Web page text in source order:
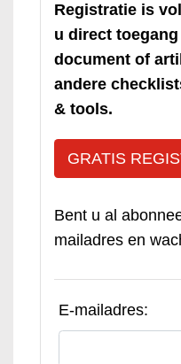
Registratie is
u direct
document of
andere
& tools.
GRATIS
Bent u al
mailadres en
E-mailadres: